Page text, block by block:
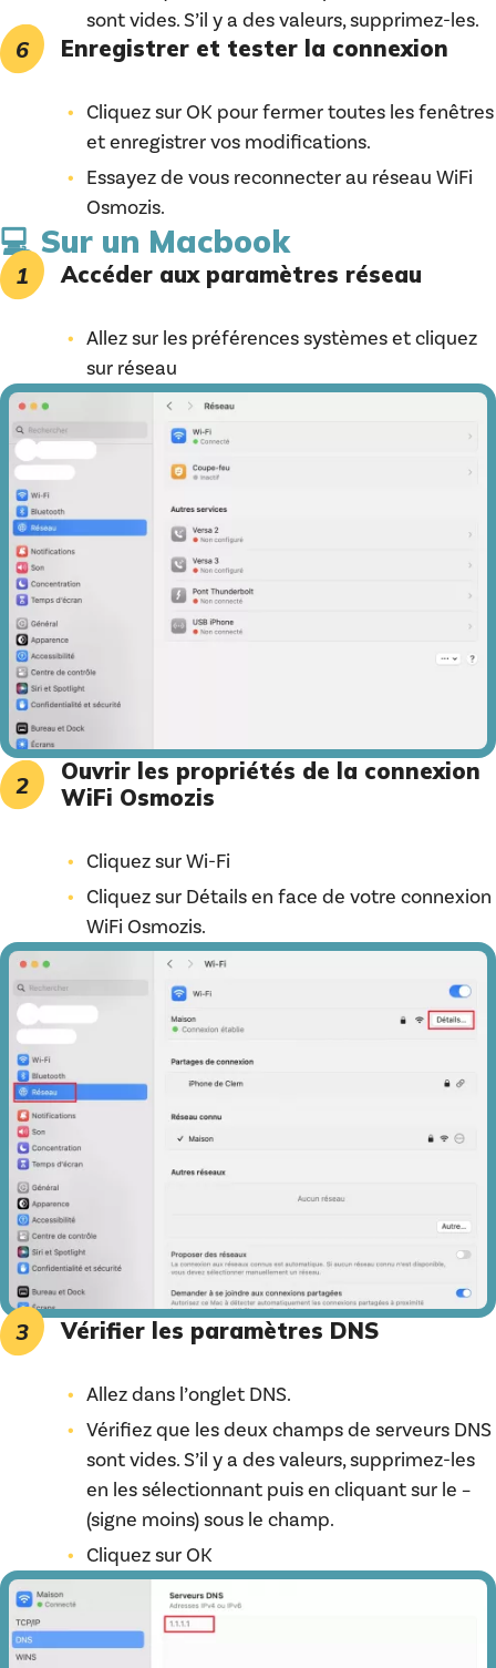
sont vides. S’il y a des valeurs, supprimez-les.
Enregistrer et tester la connexion
Cliquez sur OK pour fermer toutes les fenêtres
et enregistrer vos modifications.
Essayez de vous reconnecter au réseau WiFi
Osmozis.
💻 Sur un Macbook
Accéder aux paramètres réseau
Allez sur les préférences systèmes et cliquez
sur réseau
Ouvrir les propriétés de la connexion
WiFi Osmozis
Cliquez sur Wi-Fi
Cliquez sur Détails en face de votre connexion
WiFi Osmozis.
Vérifier les paramètres DNS
Allez dans l’onglet DNS.
Vérifiez que les deux champs de serveurs DNS
sont vides. S’il y a des valeurs, supprimez-les
en les sélectionnant puis en cliquant sur le –
(signe moins) sous le champ.
Cliquez sur OK